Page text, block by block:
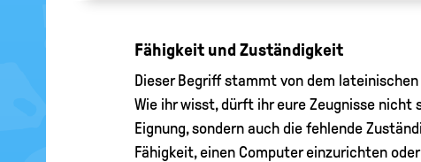
Fähigkeit und Zuständigkeit
Dieser Begriff stammt von dem
Wie ihr wisst, dürft ihr eure Zeugnisse
Eignung, sondern auch die fehlende
Fähigkeit, einen Computer einzurichten